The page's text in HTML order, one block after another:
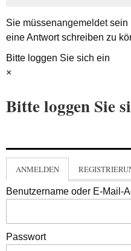
Sie müssenangemeldetsein
eine Antwort schreiben zu
Bitte loggen Sie sich ein
×
Bitte loggen Sie
ANMELDEN
Benutzername oder E-Mail-
Passwort